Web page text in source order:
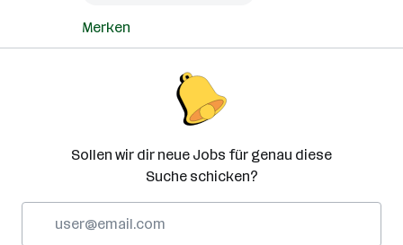
Merken
Sollen wir dir neue Jobs für genau diese
Suche schicken?